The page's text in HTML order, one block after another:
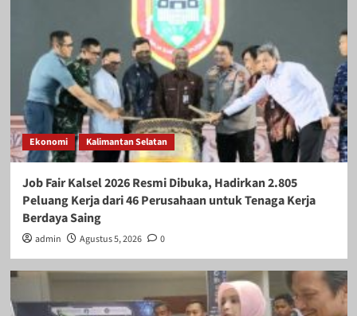
Ekonomi Kalimantan Selatan
Job Fair Kalsel 2026 Resmi Dibuka, Hadirkan 2.805
Peluang Kerja dari 46 Perusahaan untuk Tenaga Kerja
Berdaya Saing
admin Agustus 5, 2026 0